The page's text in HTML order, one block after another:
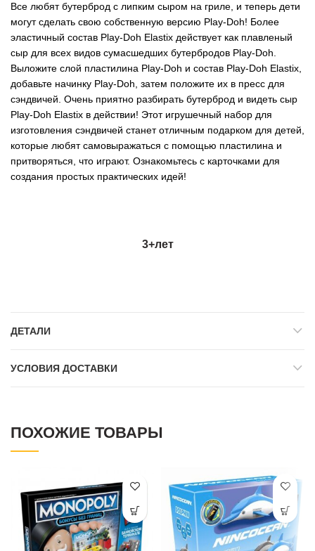
Все любят бутерброд с липким сыром на гриле, и теперь дети
могут сделать свою собственную версию Play-Doh! Более
эластичный состав Play-Doh Elastix действует как плавленый
сыр для всех видов сумасшедших бутербродов Play-Doh.
Выложите слой пластилина Play-Doh и состав Play-Doh Elastix,
добавьте начинку Play-Doh, затем положите их в пресс для
сэндвичей. Очень приятно разбирать бутерброд и видеть сыр
Play-Doh Elastix в действии! Этот игрушечный набор для
изготовления сэндвичей станет отличным подарком для детей,
которые любят самовыражаться с помощью пластилина и
притворяться, что играют. Ознакомьтесь с карточками для
создания простых практических идей!
3+лет
ДЕТАЛИ
УСЛОВИЯ ДОСТАВКИ
ПОХОЖИЕ ТОВАРЫ